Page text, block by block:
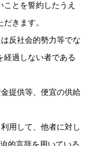
ことを誓約したうえ
だきます。
は反社会的勢力等でな
経過しない者である
金提供等、便宜の供給
用して、他者に対し
的言辞を用いている